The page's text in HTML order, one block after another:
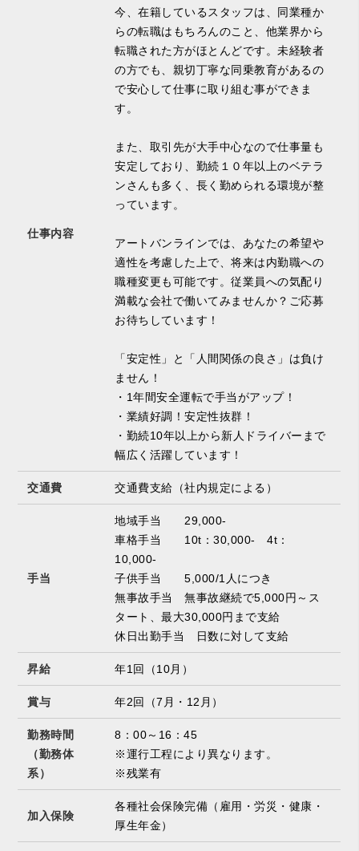
仕事内容
今、在籍しているスタッフは、同業種か
らの転職はもちろんのこと、他業界から
転職された方がほとんどです。未経験者
の方でも、親切丁寧な同乗教育があるの
で安心して仕事に取り組む事ができま
す。
また、取引先が大手中心なので仕事量も
安定しており、勤続１０年以上のベテラ
ンさんも多く、長く勤められる環境が整
っています。
アートバンラインでは、あなたの希望や
適性を考慮した上で、将来は内勤職への
職種変更も可能です。従業員への気配り
満載な会社で働いてみませんか？ご応募
お待ちしています！
「安定性」と「人間関係の良さ」は負け
ません！
・1年間安全運転で手当がアップ！
・業績好調！安定性抜群！
・勤続10年以上から新人ドライバーまで
幅広く活躍しています！
交通費 交通費支給（社内規定による）
手当
地域手当 29,000-
車格手当 10t：30,000- 4t：
10,000-
子供手当 5,000/1人につき
無事故手当 無事故継続で5,000円～ス
タート、最大30,000円まで支給
休日出勤手当 日数に対して支給
昇給 年1回（10月）
賞与 年2回（7月・12月）
勤務時間
（勤務体
系）
8：00～16：45
※運行工程により異なります。
※残業有
加入保険
各種社会保険完備（雇用・労災・健康・
厚生年金）